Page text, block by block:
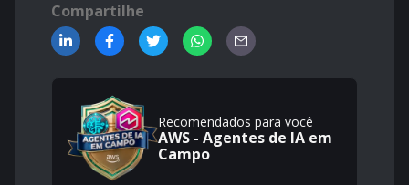
Compartilhe
Recomendados para você
AWS - Agentes de IA em
Campo